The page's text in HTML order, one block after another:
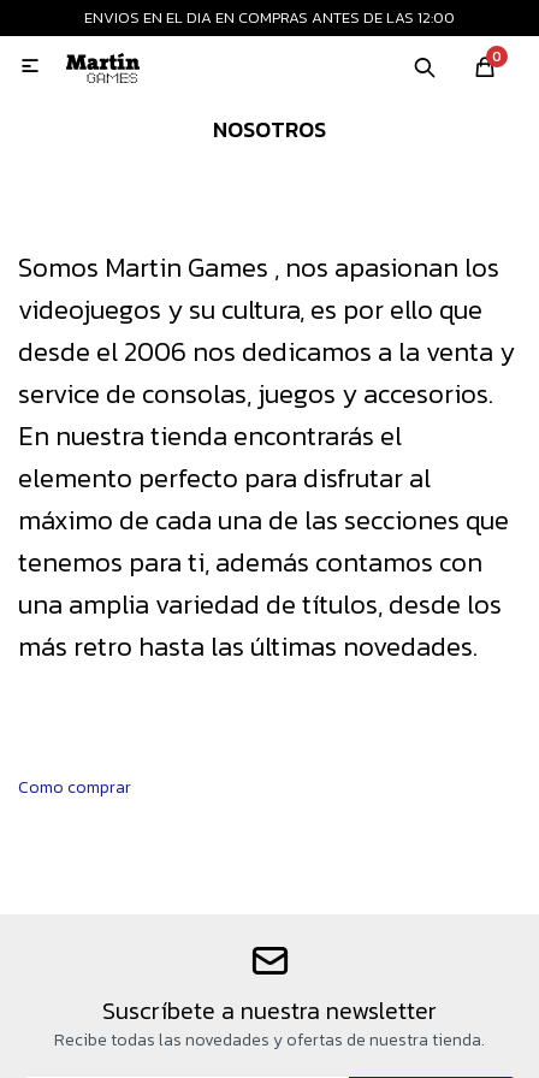
ENVIOS EN EL DIA EN COMPRAS ANTES DE LAS 12:00
0

NOSOTROS
Somos Martin Games , nos apasionan los
videojuegos y su cultura, es por ello que
desde el 2006 nos dedicamos a la venta y
service de consolas, juegos y accesorios.
En nuestra tienda encontrarás el
elemento perfecto para disfrutar al
máximo de cada una de las secciones que
tenemos para ti, además contamos con
una amplia variedad de títulos, desde los
más retro hasta las últimas novedades.
Como comprar
Suscríbete a nuestra newsletter
Recibe todas las novedades y ofertas de nuestra tienda.
MI CUENTA
Consolas recertificadas
Juegos
Accesorios